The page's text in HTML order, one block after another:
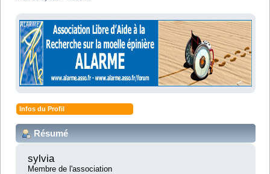
Infos du Profil
Résumé
sylvia
Membre de l'association